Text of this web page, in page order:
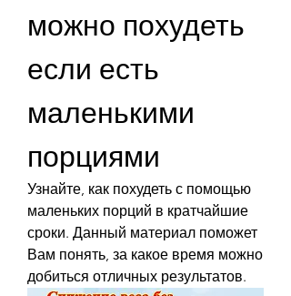
можно похудеть
если есть
маленькими
порциями
Узнайте, как похудеть с помощью
маленьких порций в кратчайшие
сроки. Данный материал поможет
Вам понять, за какое время можно
добиться отличных результатов.